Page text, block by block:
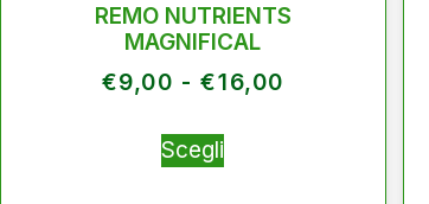
REMO NUTRIENTS
MAGNIFICAL
€9,00 - €16,00
Scegli